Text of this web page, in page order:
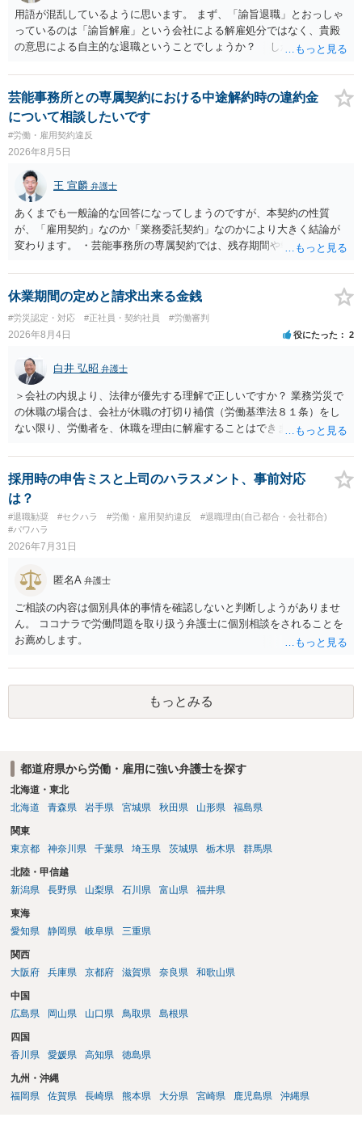
用語が混乱しているように思います。 まず、「諭旨退職」とおっしゃ
っているのは「諭旨解雇」という会社による解雇処分ではなく、貴殿
の意思による自主的な退職ということでしょうか？ しかし、記載さ
す。 その場合、解雇には客観的で合理的な理由が必要であり、かつ
解雇という処分が社会通念上相当と認められない限り、解雇は無効で
す。 結局、貴殿のネット炎上の内容や原因、勤務先に与えた影響な
どを具体的に検討しなければ、何とも申し上げることができません。
また、育児休業法関係の問題もあるかもしれません。 ある程度労働
法に関する専門的な知識が必要な事案ですので、一度、お近くの弁護
士にご相談下さい。
芸能事務所との専属契約における中途解約時の違約金
について相談したいです
#労働・雇用契約違反
2026年8月5日
王 宣麟 弁護士
あくまでも一般論的な回答になってしまうのですが、本契約の性質
が、「雇用契約」なのか「業務委託契約」なのかにより大きく結論が
変わります。 ・芸能事務所の専属契約では、残存期間や報酬額、投下
務上よくあるからといって当然に適法という意味ではなく、実際の損
害との対応関係や合理性が重要です。 ・違約金に上限がなくても、常
に有効になるわけではありません。契約が労働契約に近い実態なら労
基法16条で無効となる余地があり、そうでなくても、金額が事務所の
損害と比べて過大なら無効や減額が争点になります。 ・契約前の修正
交渉は一般的です。 交渉の方向としては、上限額を設ける、実損害ベ
ースにする、算定根拠を明確化する、違約金ではなく「合理的な実
費・未回収費用のみ」に限定する、などが典型です。 ・弁護士に契約
前に契約書の内容をレビューしてもらう価値は十分にあると思われま
す。 争点は、契約類型が雇用か業務委託か、実態として労働者性があ
るか、解除事由が双方にどう定められているか、違約金の算定根拠が
合理的か、という複数論点に分かれます。契約前なら、交渉のパワー
バランスの問題もありますが、修正余地があるうえ、後から争うより
コストを抑えやすいので、資料等を持参の上弁護士に確認されること
をお勧めします。 ・事務所側の解除でも、解除理由によってはタレン
ト側に損害賠償が発生する建付けになっていることはあります。ただ
し、事務所側が一方的に解除したのにタレントへ違約金を課す設計
は、合理性や対価性を欠くとして争いやすいです。逆に、タレント側
の重大な契約違反がある場合は、実損害の範囲で請求される可能性は
あります。
休業期間の定めと請求出来る金銭
#労災認定・対応 #正社員・契約社員 #労働審判
2026年8月4日 役にたった 2
白井 弘昭 弁護士
＞会社の内規より、法律が優先する理解で正しいですか？ 業務労災で
の休職の場合は、会社が休職の打切り補償（労働基準法８１条）をし
ない限り、労働者を、休職を理由に解雇することはできません（労働
期間満了による退職は、業務労災への適用はありませんので、ご安心
ください。 仮に会社が打切り補償をせずに解雇した場合は、不当解雇
に当たります。 ＞労災の休業補償と、所得補償保険の保険金とは別
に、受け取れる金銭はありますでしょうか？ 業務労災の場合は、会社
の安全配慮義務違反が認められると解されますので、会社の損害賠償
責任（治療費、通院慰謝料、入院費、入院慰謝料、後遺障害慰謝料、
災での第三者行為傷害（同僚の不注意等による事故）の場合は、当該
第三者の賠償責任も考えられます。 労災で支払われた分は、損害額か
ら控除（損益相殺）されますが、それを超えた部分は、会社もしく
は、第三者から支払ってもらうことになります。 会社等との交渉が必
要になると思います（良い会社でしたら、自ら話してくると思います
の弁護士にご相談ください。 以上、ご参考まで。
採用時の申告ミスと上司のハラスメント、事前対応
は？
#退職勧奨 #セクハラ #労働・雇用契約違反
#退職理由(自己都合・会社都合)
#パワハラ
2026年7月31日
匿名A 弁護士
ご相談の内容は個別具体的事情を確認しないと判断しようがありませ
ん。 ココナラで労働問題を取り扱う弁護士に個別相談をされることを
お薦めします。
もっとみる
都道府県から労働・雇用に強い弁護士を探す
北海道・東北
北海道
青森県 岩手県 宮城県 秋田県 山形県 福島県
関東
東京都
神奈川県 千葉県 埼玉県 茨城県 栃木県 群馬県
北陸・甲信越
新潟県
長野県 山梨県 石川県 富山県 福井県
東海
愛知県
静岡県 岐阜県 三重県
関西
大阪府
兵庫県 京都府 滋賀県 奈良県 和歌山県
中国
広島県
岡山県 山口県 鳥取県 島根県
四国
香川県
愛媛県 高知県 徳島県
九州・沖縄
福岡県
佐賀県 長崎県 熊本県 大分県 宮崎県 鹿児島県 沖縄県